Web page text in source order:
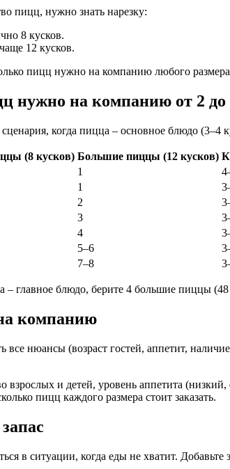
пицц, нужно знать нарезку:
8 кусков.
12 кусков.
пицц нужно на компанию любого
нужно на компанию от 2 до
когда пицца – основное блюдо
(8 кусков) Большие пиццы (12 кусков)
1
1
2
3
4
5–6
7–8
– главное блюдо, берите 4 большие пиццы
компанию
все нюансы (возраст гостей, аппетит,
взрослых и детей, уровень аппетита
пицц каждого размера стоит заказать.
в ситуации, когда еды не хватит. Добавьте